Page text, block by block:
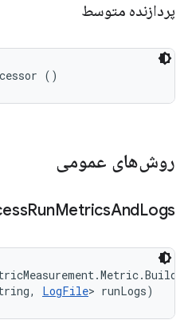
پردازنده متوسط
()
روش‌های عمومی
RunMetricsAndLogs
LogFile> runLogs)